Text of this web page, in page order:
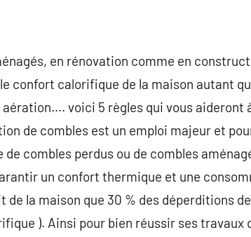
en rénovation comme en
confort calorifique de la maison autant
voici 5 règles qui vous aideront
de combles est un emploi majeur et
de combles perdus ou de combles
un confort thermique et une
de la maison que 30 % des déperditions
). Ainsi pour bien réussir ses travaux